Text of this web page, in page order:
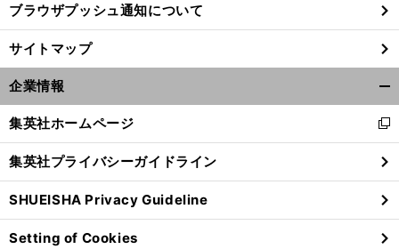
ブラウザプッシュ通知について
サイトマップ
企業情報
閉
る
集英社ホームページ
新
し
い
ウ
ィ
ン
ド
集英社プライバシーガイドライン
SHUEISHA Privacy Guideline
Setting of Cookies